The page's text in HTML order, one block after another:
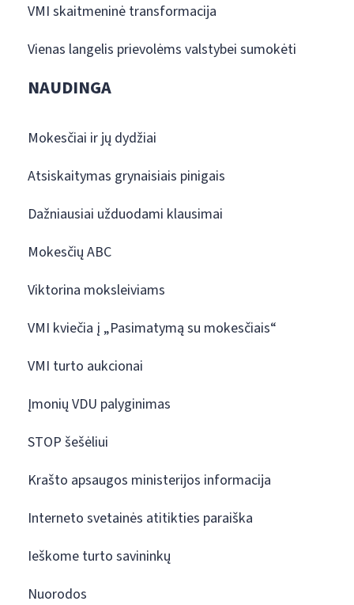
VMI skaitmeninė transformacija
Vienas langelis prievolėms valstybei sumokėti
NAUDINGA
Mokesčiai ir jų dydžiai
Atsiskaitymas grynaisiais pinigais
Dažniausiai užduodami klausimai
Mokesčių ABC
Viktorina moksleiviams
VMI kviečia į „Pasimatymą su mokesčiais“
VMI turto aukcionai
Įmonių VDU palyginimas
STOP šešėliui
Krašto apsaugos ministerijos informacija
Interneto svetainės atitikties paraiška
Ieškome turto savininkų
Nuorodos